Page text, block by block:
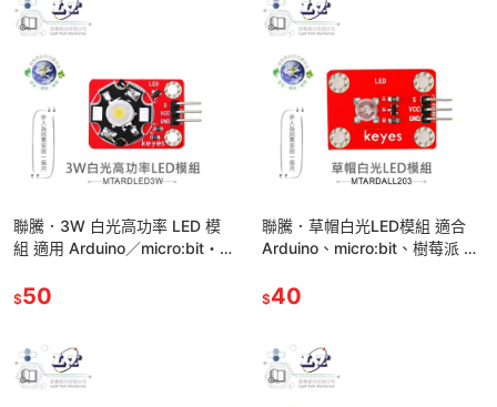
聯騰．3W 白光高功率 LED 模
組 適用 Arduino／micro:bit・互
$50
聯騰．草帽白光LED模組 適合
Arduino、micro:bit、樹莓派 等
$40